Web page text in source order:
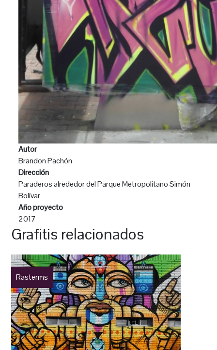
Autor
Brandon Pachón
Dirección
Paraderos alrededor del Parque Metropolitano Simón
Bolívar
Año proyecto
2017
Grafitis relacionados
Rasterms